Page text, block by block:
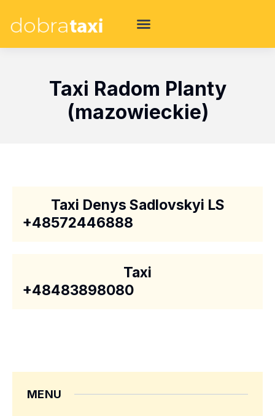
Taxi Radom Planty
(mazowieckie)
Taxi Denys Sadlovskyi LS
+48572446888
Taxi
+48483898080
MENU